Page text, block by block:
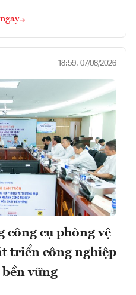
18:59, 07/08/2026
công cụ phòng vệ
triển công nghiệp
vững